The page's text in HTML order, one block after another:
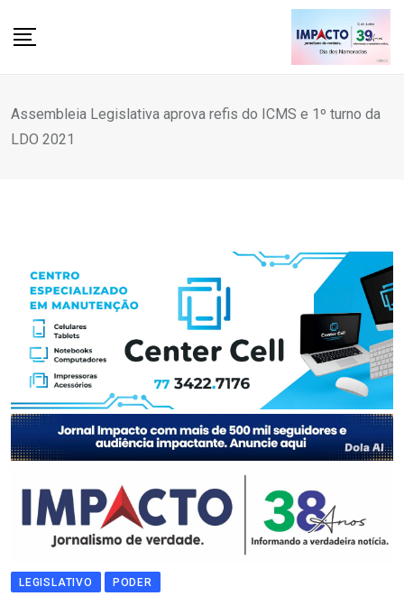
Assembleia Legislativa aprova refis do ICMS e 1º turno da
LDO 2021
LEGISLATIVO PODER